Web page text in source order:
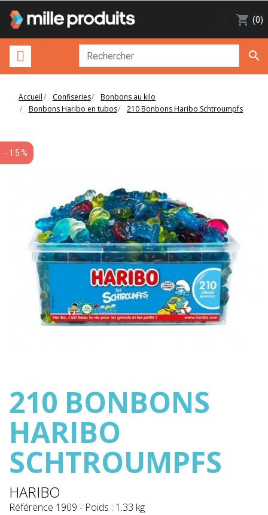
shopping_cart (0)

Accueil Confiseries
Bonbons au kilo
Bonbons Haribo en tubos
210 Bonbons Haribo Schtroumpfs
-15%
210 BONBONS
HARIBO
SCHTROUMPFS
HARIBO
Référence 1909 - Poids : 1.33 kg